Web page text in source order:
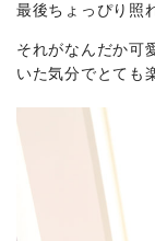
最後ちょっぴり照
それがなんだか可
いた気分でとても